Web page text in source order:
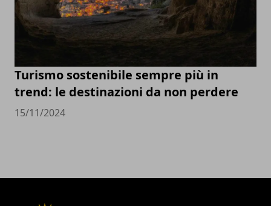
Turismo sostenibile sempre più in
trend: le destinazioni da non perdere
15/11/2024